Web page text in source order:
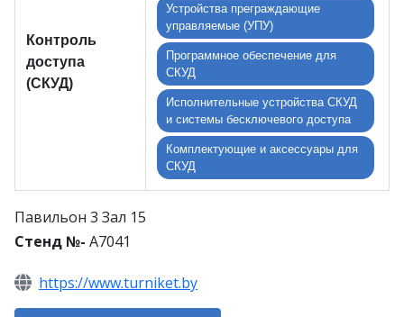
Контроль
доступа
(СКУД)
Устройства преграждающие
управляемые (УПУ)
Программное обеспечение для
СКУД
Исполнительные устройства СКУД
и системы бесключевого доступа
Комплектующие и аксессуары для
СКУД
Павильон 3 Зал 15
Стенд №- A7041
https://www.turniket.by